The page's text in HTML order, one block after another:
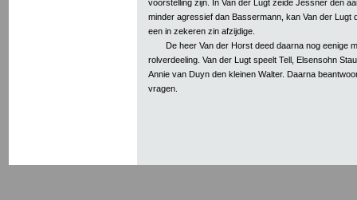
voorstelling zijn. In Van der Lugt zeide Jessner den
minder agressief dan Bassermann, kan Van der Lugt
een in zekeren zin afzijdige.
De heer Van der Horst deed daarna nog eenige
rolverdeeling. Van der Lugt speelt Tell, Elsensohn
Annie van Duyn den kleinen Walter. Daarna
vragen.